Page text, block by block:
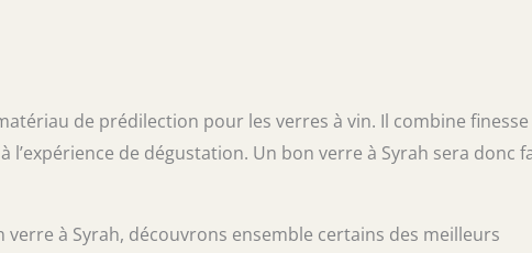
de prédilection pour les verres à vin. Il combine
de dégustation. Un bon verre à Syrah sera donc
à Syrah, découvrons ensemble certains des meilleurs